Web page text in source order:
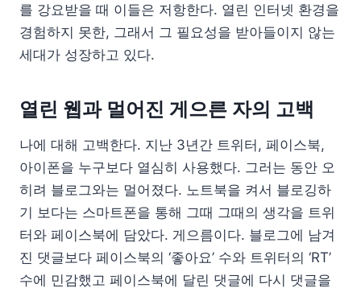
를 강요받을 때 이들은 저항한다. 열린 인터넷 환경을
경험하지 못한, 그래서 그 필요성을 받아들이지 않는
세대가 성장하고 있다.
열린 웹과 멀어진 게으른 자의 고백
나에 대해 고백한다. 지난 3년간 트위터, 페이스북,
아이폰을 누구보다 열심히 사용했다. 그러는 동안 오
히려 블로그와는 멀어졌다. 노트북을 켜서 블로깅하
기 보다는 스마트폰을 통해 그때 그때의 생각을 트위
터와 페이스북에 담았다. 게으름이다. 블로그에 남겨
진 댓글보다 페이스북의 ‘좋아요’ 수와 트위터의 ‘RT’
수에 민감했고 페이스북에 달린 댓글에 다시 댓글을